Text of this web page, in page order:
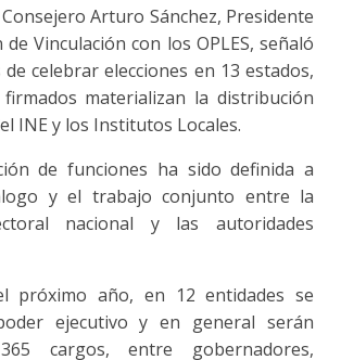
Arturo Sánchez, Presidente
Vinculación con los OPLES, señaló
celebrar elecciones en 13 estados,
materializan la distribución
INE y los Institutos Locales.
de funciones ha sido definida a
y el trabajo conjunto entre la
nacional y las autoridades
próximo año, en 12 entidades se
ejecutivo y en general serán
cargos, entre gobernadores,